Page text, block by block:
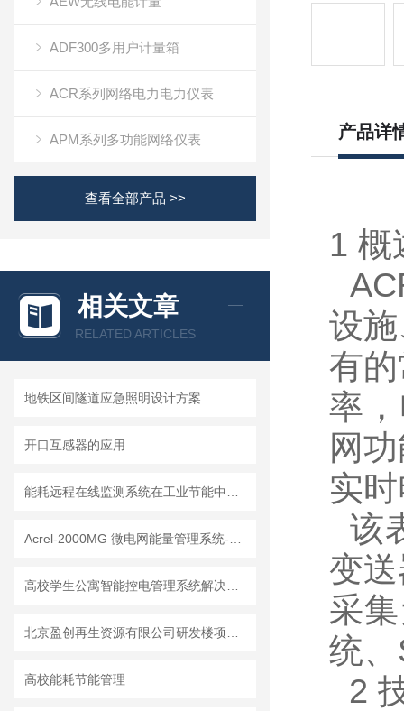
ADF300多用户计量箱
ACR系列网络电力电力仪表
APM系列多功能网络仪表
查看全部产品 >>
相关文章
RELATED ARTICLES
地铁区间隧道应急照明设计方案
开口互感器的应用
高校能耗节能管理
产品详
1 概
设
有
率
网
实
该
变
采
统
2